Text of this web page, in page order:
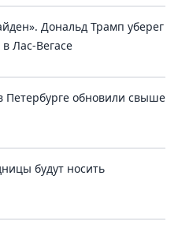
Дональд Трамп уберег
Лас-Вегасе
Петербурге обновили свыше
будут носить